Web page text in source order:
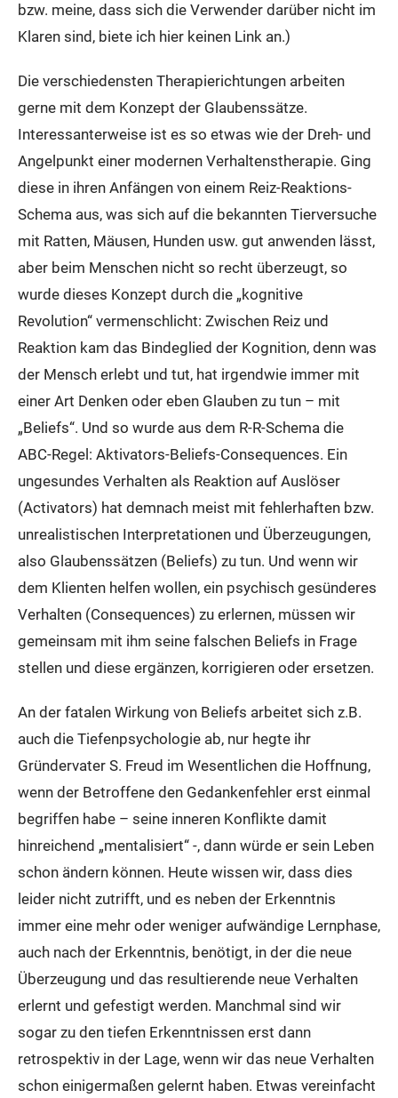
bzw. meine, dass sich die Verwender darüber nicht im
Klaren sind, biete ich hier keinen Link an.)
Die verschiedensten Therapierichtungen arbeiten
gerne mit dem Konzept der Glaubenssätze.
Interessanterweise ist es so etwas wie der Dreh- und
Angelpunkt einer modernen Verhaltenstherapie. Ging
diese in ihren Anfängen von einem Reiz-Reaktions-
Schema aus, was sich auf die bekannten Tierversuche
mit Ratten, Mäusen, Hunden usw. gut anwenden lässt,
aber beim Menschen nicht so recht überzeugt, so
wurde dieses Konzept durch die „kognitive
Revolution“ vermenschlicht: Zwischen Reiz und
Reaktion kam das Bindeglied der Kognition, denn was
der Mensch erlebt und tut, hat irgendwie immer mit
einer Art Denken oder eben Glauben zu tun – mit
„Beliefs“. Und so wurde aus dem R-R-Schema die
ABC-Regel: Aktivators-Beliefs-Consequences. Ein
ungesundes Verhalten als Reaktion auf Auslöser
(Activators) hat demnach meist mit fehlerhaften bzw.
unrealistischen Interpretationen und Überzeugungen,
also Glaubenssätzen (Beliefs) zu tun. Und wenn wir
dem Klienten helfen wollen, ein psychisch gesünderes
Verhalten (Consequences) zu erlernen, müssen wir
gemeinsam mit ihm seine falschen Beliefs in Frage
stellen und diese ergänzen, korrigieren oder ersetzen.
An der fatalen Wirkung von Beliefs arbeitet sich z.B.
auch die Tiefenpsychologie ab, nur hegte ihr
Gründervater S. Freud im Wesentlichen die Hoffnung,
wenn der Betroffene den Gedankenfehler erst einmal
begriffen habe – seine inneren Konflikte damit
hinreichend „mentalisiert“ -, dann würde er sein Leben
schon ändern können. Heute wissen wir, dass dies
leider nicht zutrifft, und es neben der Erkenntnis
immer eine mehr oder weniger aufwändige Lernphase,
auch nach der Erkenntnis, benötigt, in der die neue
Überzeugung und das resultierende neue Verhalten
erlernt und gefestigt werden. Manchmal sind wir
sogar zu den tiefen Erkenntnissen erst dann
retrospektiv in der Lage, wenn wir das neue Verhalten
schon einigermaßen gelernt haben. Etwas vereinfacht